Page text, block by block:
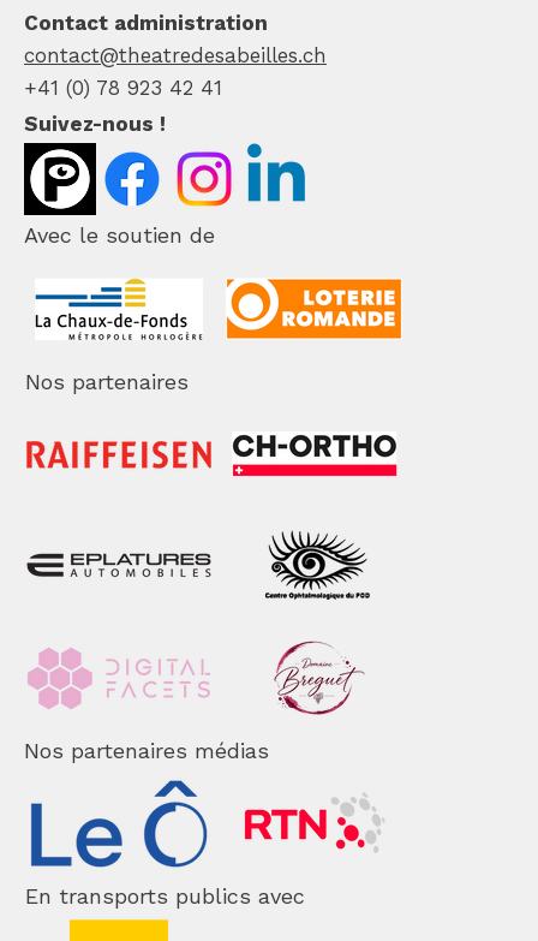
Suivez-nous !
Contact administration
contact@theatredesabeilles.ch
+41 (0) 78 923 42 41
Avec le soutien de
Nos partenaires médias
Nos partenaires
En transports publics avec